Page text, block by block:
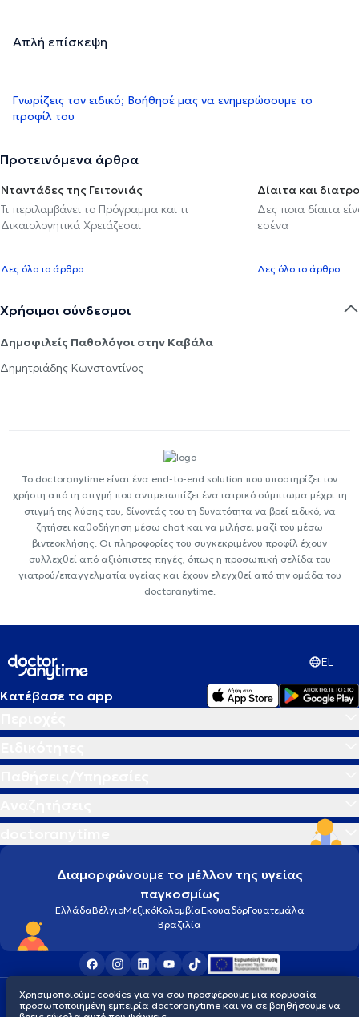
Απλή επίσκεψη
Γνωρίζεις τον ειδικό; Βοήθησέ μας να ενημερώσουμε το
προφίλ του
Προτεινόμενα άρθρα
Νταντάδες της Γειτονιάς
Τι περιλαμβάνει το Πρόγραμμα και τι
Δικαιολογητικά Χρειάζεσαι
Δες όλο το άρθρο
Δίαιτα και
Δες ποια δίαιτα
εσένα
Δες όλο το άρθρο
Χρήσιμοι σύνδεσμοι
Δημοφιλείς Παθολόγοι στην Καβάλα
Δημητριάδης Κωνσταντίνος
Το doctoranytime είναι ένα end-to-end solution που υποστηρίζει τον
χρήστη από τη στιγμή που αντιμετωπίζει ένα ιατρικό σύμπτωμα μέχρι τη
στιγμή της λύσης του, δίνοντάς του τη δυνατότητα να βρεί ειδικό, να
ζητήσει καθοδήγηση μέσω chat και να μιλήσει μαζί του μέσω
βιντεοκλήσης. Οι πληροφορίες του συγκεκριμένου προφίλ έχουν
συλλεχθεί από αξιόπιστες πηγές, όπως η προσωπική σελίδα του
γιατρού/επαγγελματία υγείας και έχουν ελεγχθεί από την ομάδα του
doctoranytime.
EL
Κατέβασε το app
Διαμορφώνουμε το μέλλον της υγείας
παγκοσμίως
ΕλλάδαΒέλγιοΜεξικόΚολομβίαΕκουαδόρΓουατεμάλα
Βραζιλία
Οροι χρήσηςCookiesΠολιτική προστασίας προσωπικού απορρήτου
© 2026 doctoranytime
Χρησιμοποιούμε cookies για να σου προσφέρουμε μια κορυφαία
προσωποποιημένη εμπειρία doctoranytime και να σε βοηθήσουμε να